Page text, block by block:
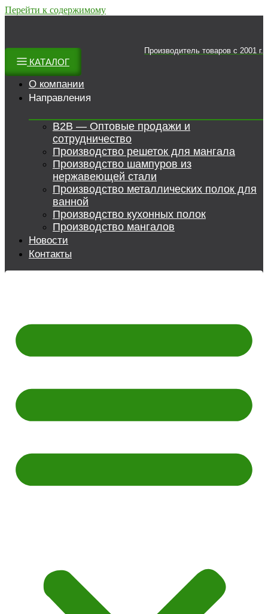
Перейти к содержимому
Производитель товаров c 2001 г.
КАТАЛОГ
О компании
Направления
B2B — Оптовые продажи и
сотрудничество
Производство решеток для мангала
Производство шампуров из
нержавеющей стали
Производство металлических полок для
ванной
Производство кухонных полок
Производство мангалов
Новости
Контакты